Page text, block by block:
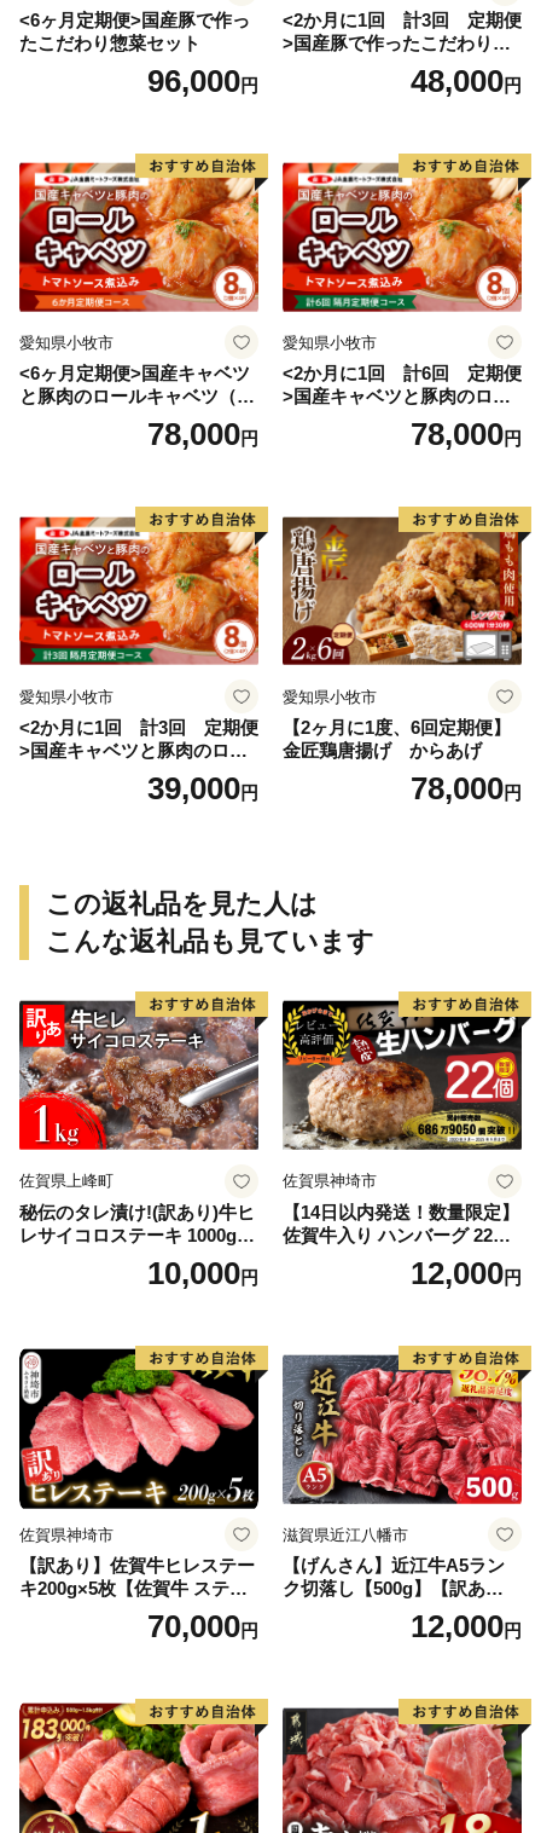
<6ヶ月定期便>国産豚で作っ
たこだわり惣菜セット
96,000円
<2か月に1回 計3回 定期便
>国産豚で作ったこだわり惣
48,000円
愛知県小牧市
<6ヶ月定期便>国産キャベツ
と豚肉のロールキャベツ（4P
78,000円
愛知県小牧市
<2か月に1回 計6回 定期便
>国産キャベツと豚肉のロー
ルキャベツ（4P入り）
78,000円
愛知県小牧市
<2か月に1回 計3回 定期便
>国産キャベツと豚肉のロー
ルキャベツ（4P入り）
39,000円
愛知県小牧市
【2ヶ月に1度、6回定期便】
金匠鶏唐揚げ からあげ
78,000円
この返礼品を見た人は
こんな返礼品も見ています
佐賀県上峰町
秘伝のタレ漬け!(訳あり)牛ヒ
レサイコロステーキ 1000g
10,000円
佐賀県神埼市
【14日以内発送！数量限定】
佐賀牛入り ハンバーグ 22個
2.6kg(120g×22個)【佐賀牛
黒毛和牛 ブランド牛 九州 ハ
気】(H083106)
12,000円
佐賀県神埼市
【訳あり】佐賀牛ヒレステー
キ200g×5枚【佐賀牛 ステー
キ ブランド肉 ヒレ肉 フィレ
肉 ジューシー ヘルシー】(H0
70,000円
滋賀県近江八幡市
【げんさん】近江牛A5ラン
ク切落し【500g】【訳あり】
12,000円